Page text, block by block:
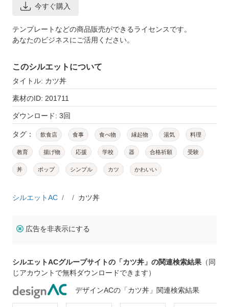
今すぐ購入
テンプレートなどの商品販売ができるライセンスです。
あなたのビジネスにご活用ください。
このシルエットについて
タイトル: カツ丼
素材のID: 201711
ダウンロード: 3回
タグ： 飲食店 食事 食べ物 縁起物 湯気 料理
教育 揚げ物 応援 学校 器 合格祈願 受験
丼 ポップ シンプル カツ かわいい
シルエットAC カツ丼
広告を非表示にする
シルエットACグループサイトの「カツ丼」の関連検索結果 （同
じアカウントで無料ダウンロードできます）
デザインACの「カツ丼」関連検索結果